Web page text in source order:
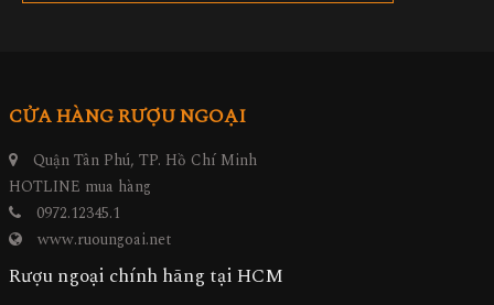
CỬA HÀNG RƯỢU NGOẠI
Quận Tân Phú, TP. Hồ Chí Minh
HOTLINE mua hàng
0972.12345.1
www.ruoungoai.net
Rượu ngoại chính hãng tại HCM